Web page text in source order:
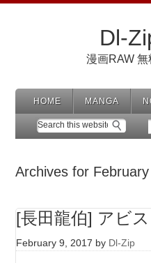
Dl-
漫画RAW
HOME MANGA
Archives for
[長田龍伯] アビ
February 9, 2017 by Dl-Zip